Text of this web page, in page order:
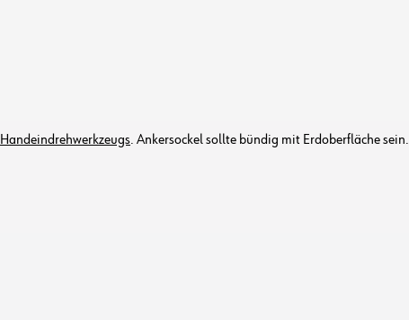
Handeindrehwerkzeugs. Ankersockel sollte bündig mit Erdoberfläche sein.